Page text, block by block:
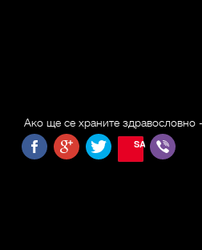
Ако ще се храните здравословно
SAVE